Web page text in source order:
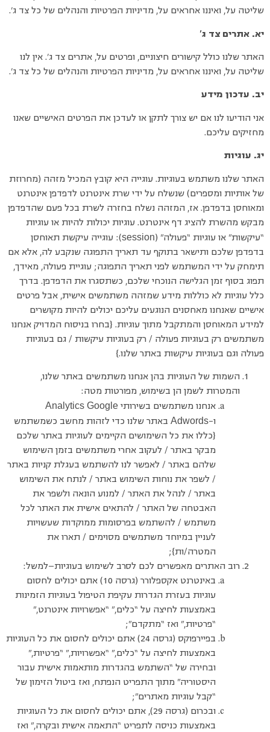
שליטה על, ואיננו אחראים על, מדיניות הפרטיות והנהלים של כל צד ג’.
יא. אתרים צד ג’
האתר שלנו כולל קישורים חיצוניים, ופרטים על, אתרים צד ג’. אין לנו
שליטה על, ואיננו אחראים על, מדיניות הפרטיות והנהלים של כל צד ג’.
יב. עדכון מידע
אני הודיעו לנו אם יש צורך לתקן או לעדכן את הפרטים האישיים שאנו
מחזיקים עליכם.
יג. עוגיות
האתר שלנו משתמש בעוגיות. עוגייה היא קובץ המכיל מזהה (מחרוזת
של אותיות ומספרים) שנשלח על ידי שרת אינטרנט לדפדפן אינטרנט
ומאוחסן בדפדפן. אז, המזהה נשלח בחזרה לשרת בכל פעם שהדפדפן
מבקש מהשרת להציג דף אינטרנט. עוגיות יכולות להיות או עוגיות
“עיקשות” או עוגיות “פעולה” (session): עוגייה עיקשת תאוחסן
בדפדפן שלכם ותישאר בתוקף עד תאריך התפוגה שנקבע לה, אלא אם
תימחק על ידי המשתמש לפני תאריך התפוגה; עוגיית פעולה, מאידך,
תפוג בסוף זמן הגלישה הנוכחי שלכם, כשתסגרו את הדפדפן. בדרך
כלל עוגיות לא כוללות מידע שמזהה משתמשים אישית, אבל פרטים
אישיים שאנחנו מאחסנים הנוגעים עליכם יכולים להיות מקושרים
למידע המאוחסן והמתקבל מתוך עוגיות. {בחרו בניסוח המדויק אנחנו
משתמשים רק בעוגיות פעולה / רק בעוגיות עיקשות / גם בעוגיות
פעולה וגם בעוגיות עיקשות באתר שלנו.}
השמות של העוגיות בהן אנחנו משתמשים באתר שלנו,
והמטרות לשמן הן בשימוש, מפורטות מטה:
אנחנו משתמשים בשירותי Google
Analytics
ו-Adwords באתר שלנו כדי לזהות מחשב כשמשתמש
{כללו את כל השימושים הקיימים לעוגיות באתר שלכם
מבקר באתר / לעקוב אחרי משתמשים בזמן השימוש
שלהם באתר / לאפשר לנו להשתמש בעגלת קניות באתר
/ לשפר את נוחות השימוש באתר / לנתח את השימוש
באתר / לנהל את האתר / למנוע הונאה ולשפר את
האבטחה של האתר / להתאים אישית את האתר לכל
משתמש / להשתמש בפרסומות ממוקדות שעשויות
לעניין במיוחד משתמשים מסוימים / תארו את
המטרה/ות};
רוב האתרים מאפשרים לכם לסרב לשימוש בעוגיות—למשל:
באינטרנט אקספלורר (גרסה 10) אתם יכולים לחסום
עוגיות בעזרת הגדרות עקיפת הטיפול בעוגיות הזמינות
באמצעות לחיצה על “כלים,” “אפשרויות אינטרנט,”
“פרטיות,” ואז “מתקדם”;
בפיירפוקס (גרסה 24) אתם יכולים לחסום את כל העוגיות
באמצעות לחיצה על “כלים,” “אפשרויות,” “פרטיות,”
ובחירה של “השתמש בהגדרות מותאמות אישית עבור
היסטוריה” מתוך התפריט הנפתח, ואז ביטול הזימון של
“קבל עוגיות מאתרים”;
ובכרום (גרסה 29), אתם יכולים לחסום את כל העוגיות
באמצעות כניסה לתפריט “התאמה אישית ובקרה,” ואז